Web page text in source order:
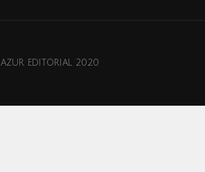
AZUR EDITORIAL 2020